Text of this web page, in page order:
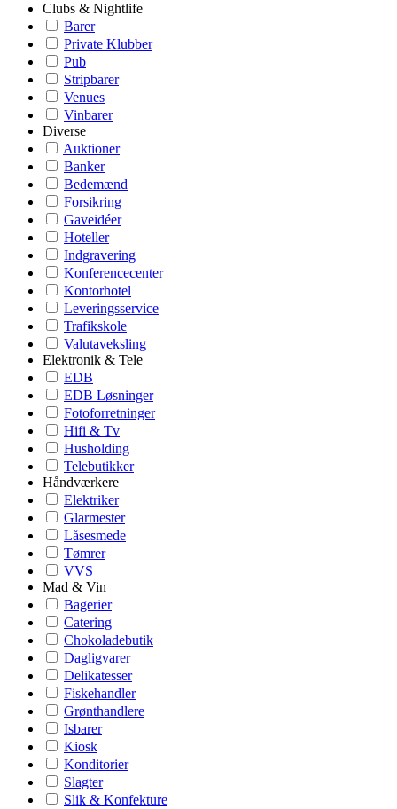
Clubs & Nightlife
Barer
Private Klubber
Pub
Stripbarer
Venues
Vinbarer
Diverse
Auktioner
Banker
Bedemænd
Forsikring
Gaveidéer
Hoteller
Indgravering
Konferencecenter
Kontorhotel
Leveringsservice
Trafikskole
Valutaveksling
Elektronik & Tele
EDB
EDB Løsninger
Fotoforretninger
Hifi & Tv
Husholding
Telebutikker
Håndværkere
Elektriker
Glarmester
Låsesmede
Tømrer
VVS
Mad & Vin
Bagerier
Catering
Chokoladebutik
Dagligvarer
Delikatesser
Fiskehandler
Grønthandlere
Isbarer
Kiosk
Konditorier
Slagter
Slik & Konfekture